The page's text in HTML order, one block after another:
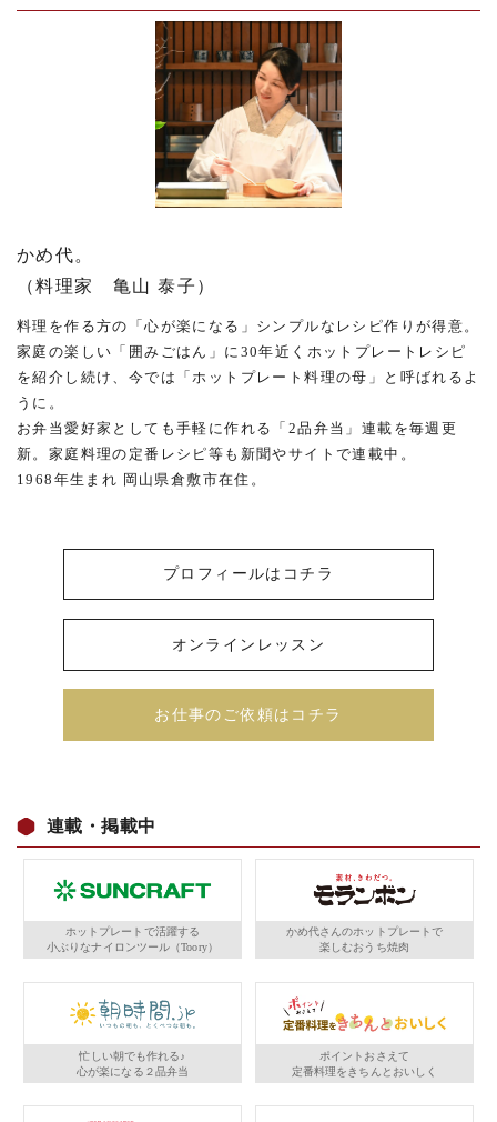
かめ代。
（料理家 亀山 泰子）
料理を作る方の「心が楽になる」シンプルなレシピ作りが得意。
家庭の楽しい「囲みごはん」に30年近くホットプレートレシピ
を紹介し続け、今では「ホットプレート料理の母」と呼ばれるよ
うに。
お弁当愛好家としても手軽に作れる「2品弁当」連載を毎週更
新。家庭料理の定番レシピ等も新聞やサイトで連載中。
1968年生まれ 岡山県倉敷市在住。
プロフィールはコチラ
オンラインレッスン
お仕事のご依頼はコチラ
連載・掲載中
ホットプレートで活躍する
小ぶりなナイロンツール（Toory）
かめ代さんのホットプレートで
楽しむおうち焼肉
忙しい朝でも作れる♪
心が楽になる２品弁当
ポイントおさえて
定番料理をきちんとおいしく